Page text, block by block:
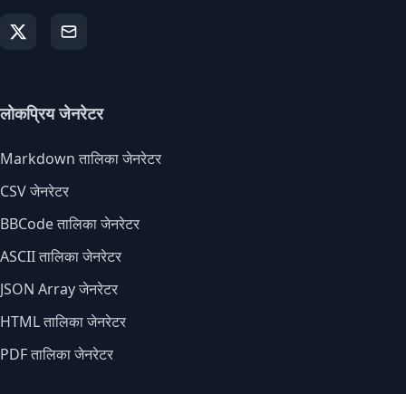
लोकप्रिय जेनरेटर
Markdown तालिका जेनरेटर
CSV जेनरेटर
BBCode तालिका जेनरेटर
ASCII तालिका जेनरेटर
JSON Array जेनरेटर
HTML तालिका जेनरेटर
PDF तालिका जेनरेटर